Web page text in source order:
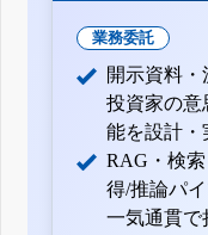
業務委託
開示資料・
投資家の意
能を設計・
RAG・検
得/推論パ
一気通貫で